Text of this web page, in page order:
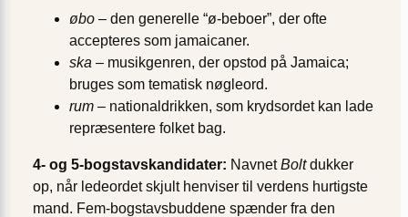
øbo – den generelle “ø-beboer”, der ofte
accepteres som jamaicaner.
ska – musikgenren, der opstod på Jamaica;
bruges som tematisk nøgleord.
rum – nationaldrikken, som krydsordet kan lade
repræsentere folket bag.
4- og 5-bogstavskandidater: NavnetBoltdukker
op, når ledeordet skjult henviser til verdens hurtigste
mand. Fem-bogstavsbuddene spænder fra den